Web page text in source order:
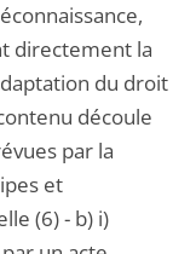
directement la
du droit
découle
par la
et
(6) - b) i)